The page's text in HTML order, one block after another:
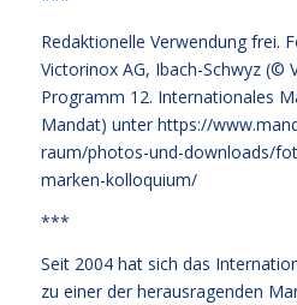
Redaktionelle Verwendung frei.
Victorinox AG, Ibach-Schwyz (©
Programm 12. Internationales
Mandat) unter https://
raum/photos-und-downloads/
marken-kolloquium/
***
Seit 2004 hat sich das
zu einer der herausragenden